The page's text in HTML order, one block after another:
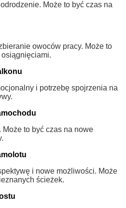
Może to być czas na
owoców pracy. Może to
i potrzebę spojrzenia na
to być czas na nowe
i nowe możliwości. Może
ścieżek.